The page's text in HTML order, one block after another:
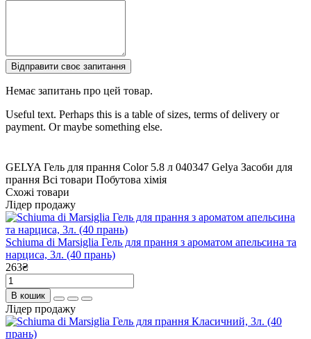
Відправити своє запитання
Немає запитань про цей товар.
Useful text. Perhaps this is a table of sizes, terms of delivery or
payment. Or maybe something else.
GELYA Гель для прання Color 5.8 л 040347 Gelya Засоби для
прання Всі товари Побутова хімія
Схожі товари
Лідер продажу
Schiuma di Marsiglia Гель для прання з ароматом апельсина та
нарциса, 3л. (40 прань)
263₴
В кошик
Лідер продажу